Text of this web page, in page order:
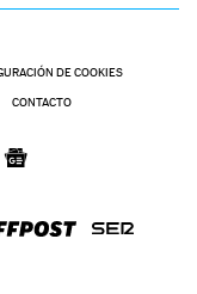
DE COOKIES
CONTACTO